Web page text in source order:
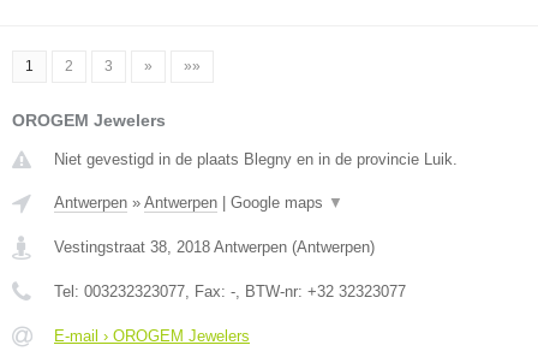
1 2 3 » »»
OROGEM Jewelers
Niet gevestigd in de plaats Blegny en in de provincie Luik.
Antwerpen » Antwerpen Google maps ▼
Vestingstraat 38, 2018 Antwerpen (Antwerpen)
Tel: 003232323077, Fax: -, BTW-nr: +32 32323077
E-mail › OROGEM Jewelers